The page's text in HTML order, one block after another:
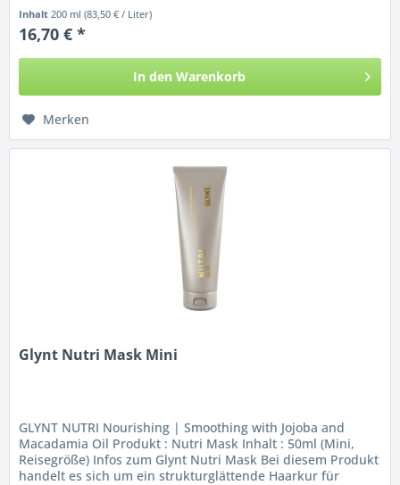
Inhalt 200 ml(83,50 € / Liter)
16,70 € *
In den Warenkorb
Merken
Glynt Nutri Mask Mini
GLYNT NUTRI Nourishing | Smoothing with Jojoba and
Macadamia Oil Produkt : Nutri Mask Inhalt : 50ml (Mini,
Reisegröße) Infos zum Glynt Nutri Mask Bei diesem Produkt
handelt es sich um ein strukturglättende Haarkur für